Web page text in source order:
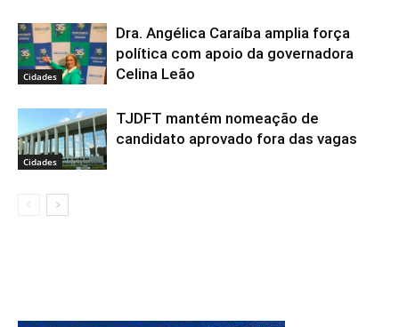
Cidades
Dra. Angélica Caraíba amplia força
política com apoio da governadora
Celina Leão
Cidades
TJDFT mantém nomeação de
candidato aprovado fora das vagas